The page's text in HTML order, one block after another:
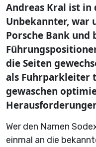
Andreas Kral ist in
Unbekannter, war
Porsche Bank und
die Seiten
als Fuhrparkleiter
gewaschen
Wer den Namen
einmal an die